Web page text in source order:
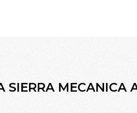
SIERRA MECANICA